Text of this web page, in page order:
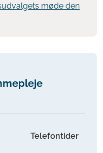
møde den
Telefontider